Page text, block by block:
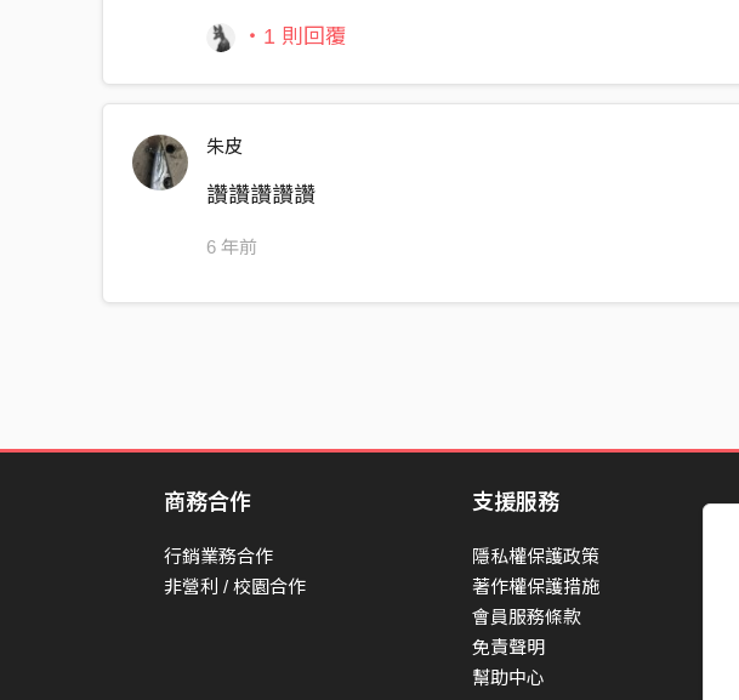
哪放我在這 我是
睏不著的人攏是
愛咿啊 咿呀 咿呀 愛啊
哪放我在這
嘛毋驚風偌大
最後一次 就送妳到這
我的心就放在妳那
・1 則回覆
朱皮
讚讚讚讚讚
6 年前
商務合作
行銷業務合作
非營利 / 校園合作
支援服務
隱私權保護政策
著作權保護措施
會員服務條款
免責聲明
幫助中心